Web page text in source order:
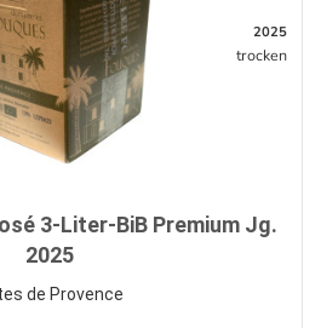
2025
trocken
3-Liter-BiB Premium Jg.
2025
de Provence